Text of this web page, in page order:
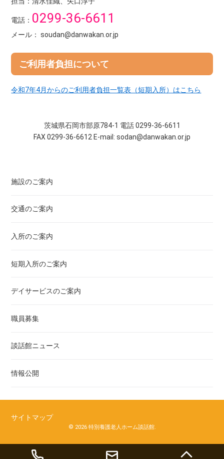
電話： 0299-36-6611
メール： soudan@danwakan.or.jp
ご利用者負担について
令和7年4月からのご利用者負担一覧表（短期入所）はこちら
茨城県石岡市部原784-1 電話 0299-36-6611
FAX 0299-36-6612 E-mail: sodan@danwakan.or.jp
施設のご案内
交通のご案内
入所のご案内
短期入所のご案内
デイサービスのご案内
職員募集
談話館ニュース
情報公開
サイトマップ
© 2026 特別養護老人ホーム談話館.